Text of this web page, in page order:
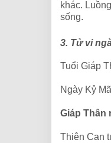
khác.
sống.
3. Tử vi
Tuổi Giáp
Ngày Kỷ
Giáp Thân
Thiên Can